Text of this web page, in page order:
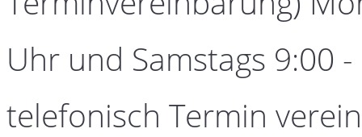
Uhr und Samstags 9:00
telefonisch Termin